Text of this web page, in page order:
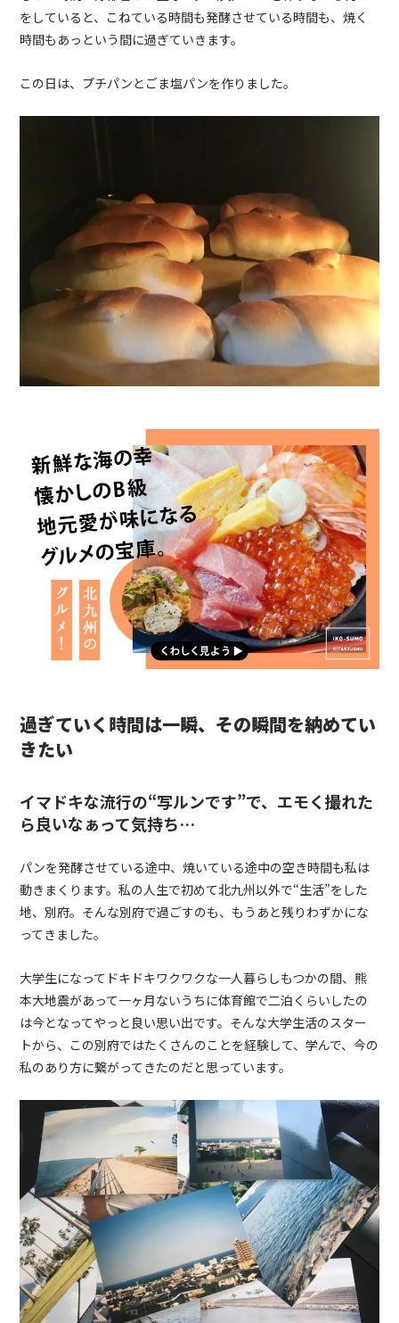
をしていると、こねている時間も発酵させている時間も、焼く
時間もあっという間に過ぎていきます。
この日は、プチパンとごま塩パンを作りました。
過ぎていく時間は一瞬、その瞬間を納めてい
きたい
イマドキな流行の“写ルンです”で、エモく撮れた
ら良いなぁって気持ち…
パンを発酵させている途中、焼いている途中の空き時間も私は
動きまくります。私の人生で初めて北九州以外で“生活”をした
地、別府。そんな別府で過ごすのも、もうあと残りわずかにな
ってきました。
大学生になってドキドキワクワクな一人暮らしもつかの間、熊
本大地震があって一ヶ月ないうちに体育館で二泊くらいしたの
は今となってやっと良い思い出です。そんな大学生活のスター
トから、この別府ではたくさんのことを経験して、学んで、今の
私のあり方に繋がってきたのだと思っています。